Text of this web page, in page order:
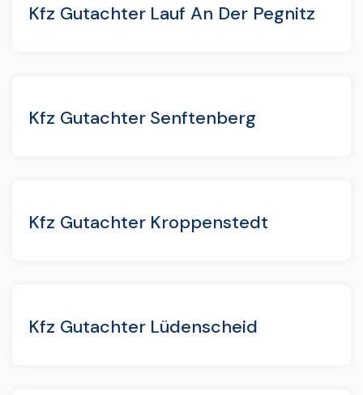
Kfz Gutachter Lauf An Der Pegnitz
Kfz Gutachter Senftenberg
Kfz Gutachter Kroppenstedt
Kfz Gutachter Lüdenscheid